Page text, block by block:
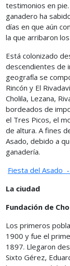
testimonios en
ganadero ha
días en que aún
la que arribaron
Está colonizado
descendientes de
geografía se
Rincón y El
Cholila, Lezana,
bordeados de
el Tres Picos, el
de altura. A fines
Asado, debido a
ganadería.
Fiesta del Asado
La ciudad
Fundación de
Los primeros
1900 y fue el
1897. Llegaron
Sixto Gérez,